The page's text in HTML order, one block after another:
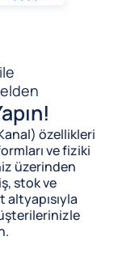
ile
özellikleri
ve fiziki
üzerinden
stok ve
altyapısıyla